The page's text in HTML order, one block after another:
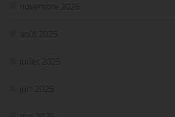
novembre 2025
août 2025
juillet 2025
juin 2025